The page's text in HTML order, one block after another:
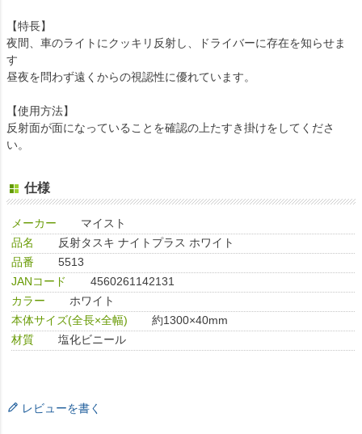
【特長】
夜間、車のライトにクッキリ反射し、ドライバーに存在を知らせま
す
昼夜を問わず遠くからの視認性に優れています。
【使用方法】
反射面が面になっていることを確認の上たすき掛けをしてくださ
い。
仕様
メーカー
マイスト
品名
反射タスキ ナイトプラス ホワイト
品番
5513
JANコード
4560261142131
カラー
ホワイト
本体サイズ(全長×全幅)
約1300×40mm
材質
塩化ビニール
レビューを書く